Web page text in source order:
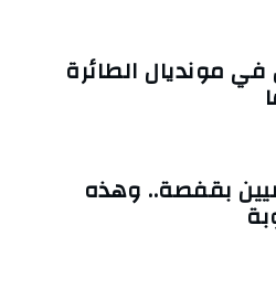
مونديال الطائرة
بقفصة.. وهذه